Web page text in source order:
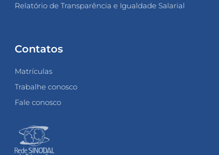
Relatório de Transparência e Igualdade Salarial
Contatos
Matrículas
Trabalhe conosco
Fale conosco